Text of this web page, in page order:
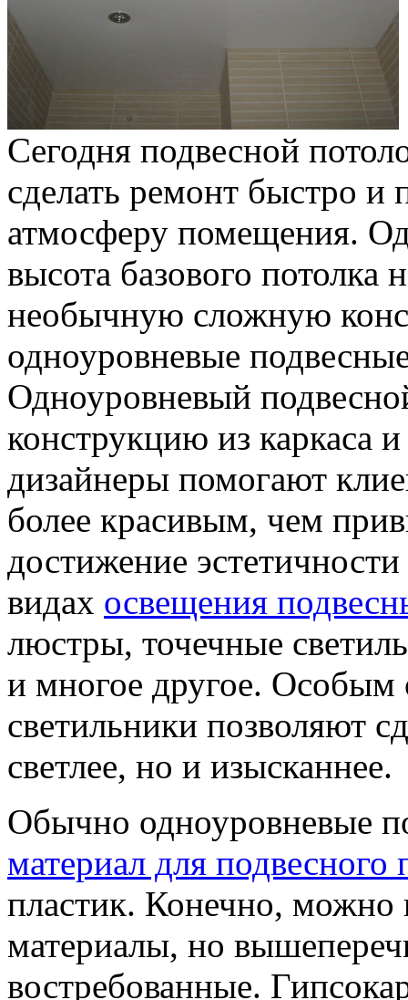
Сегодня подвесной
сделать ремонт быстро и
атмосферу помещения.
высота базового потолка
необычную сложную
одноуровневые
Одноуровневый
конструкцию из каркаса
дизайнеры помогают
более красивым, чем
достижение
видах освещения
люстры, точечные
и многое другое. Особым
светильники позволяют
светлее, но и изысканнее.
Обычно одноуровневые
материал для подвесного
пластик. Конечно, можно
материалы, но
востребованные.